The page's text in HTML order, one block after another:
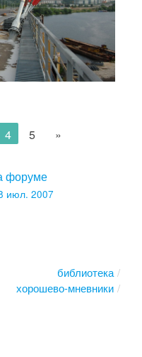
4 5 »
форуме
июл. 2007
библиотека
хорошево-мневники